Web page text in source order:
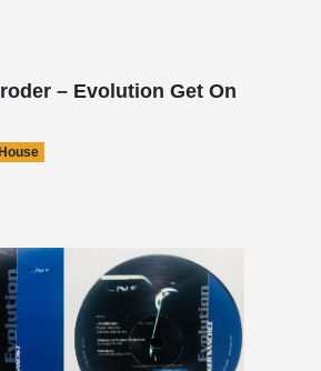
– Evolution Get On
House